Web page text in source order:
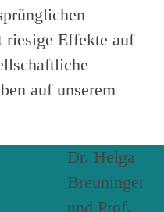
riesige Effekte auf
auf unserem
Dr. Helga
Breuninger
und Prof.